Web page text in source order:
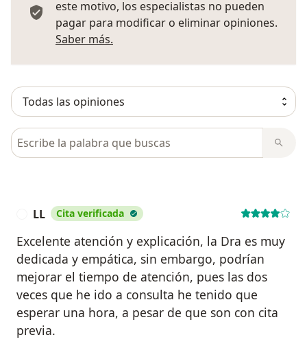
este motivo, los especialistas no pueden
pagar para modificar o eliminar opiniones.
Saber más.
Busca en opiniones
LL Cita verificada
Excelente atención y explicación, la Dra es muy
dedicada y empática, sin embargo, podrían
mejorar el tiempo de atención, pues las dos
veces que he ido a consulta he tenido que
esperar una hora, a pesar de que son con cita
previa.